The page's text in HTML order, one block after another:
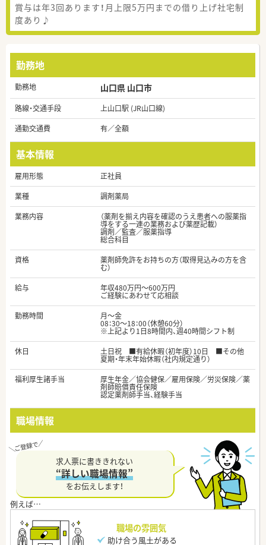
賞与は年3回あります！月上限5万円までの借り上げ社宅制
度あり♪
勤務地
勤務地 山口県 山口市
路線・交通手段
上山口駅 (JR山口線)
通勤交通費
有／全額
基本情報
雇用形態
正社員
業種
調剤薬局
業務内容
（薬剤を揃え内容を確認のうえ患者への服薬指
導をする一連の業務および薬歴記載）
調剤／監査／服薬指導
総合科目
資格
薬剤師免許をお持ちの方（取得見込みの方を含
む）
給与
年収480万円～600万円
ご経験にあわせて応相談
勤務時間
月～金
08：30～18：00（休憩60分）
※上記より1日8時間内、週40時間シフト制
休日
土日祝 ■有給休暇（初年度）10日 ■その他
夏期・年末年始休暇（社内規定通り）
福利厚生諸手当
厚生年金／協会健保／雇用保険／労災保険／薬
剤師賠償責任保険
認定薬剤師手当、経験手当
職場情報
求人票に書ききれない
“詳しい職場情報”
をお伝えします！
職場の雰囲気
助け合う風土がある